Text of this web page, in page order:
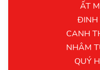
ẤT
ĐINH
CANH
NHÂM
QUÝ